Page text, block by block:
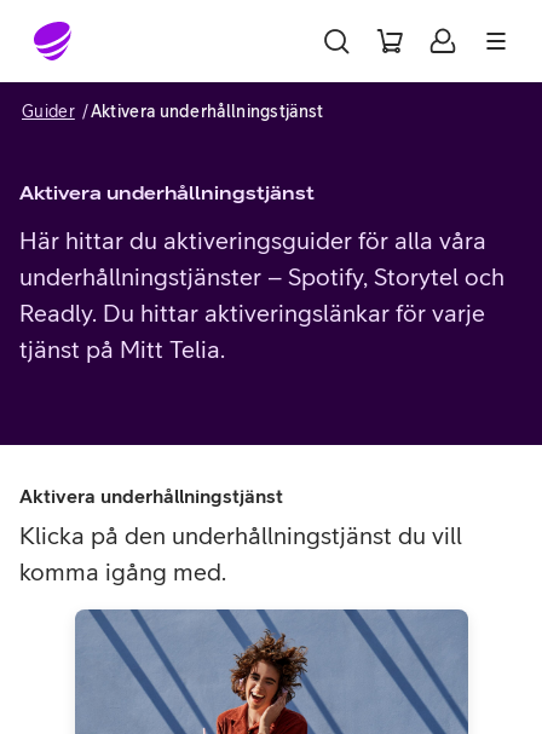
Gå till sidans innehåll
Guider Aktivera underhållningstjänst
Aktivera underhållningstjänst
Här hittar du aktiveringsguider för alla våra
underhållningstjänster – Spotify, Storytel och
Readly. Du hittar aktiveringslänkar för varje
tjänst på Mitt Telia.
Aktivera underhållningstjänst
Klicka på den underhållningstjänst du vill
komma igång med.